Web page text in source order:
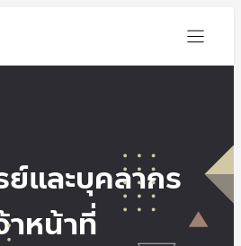
และบุคลากร
าหน้าที่